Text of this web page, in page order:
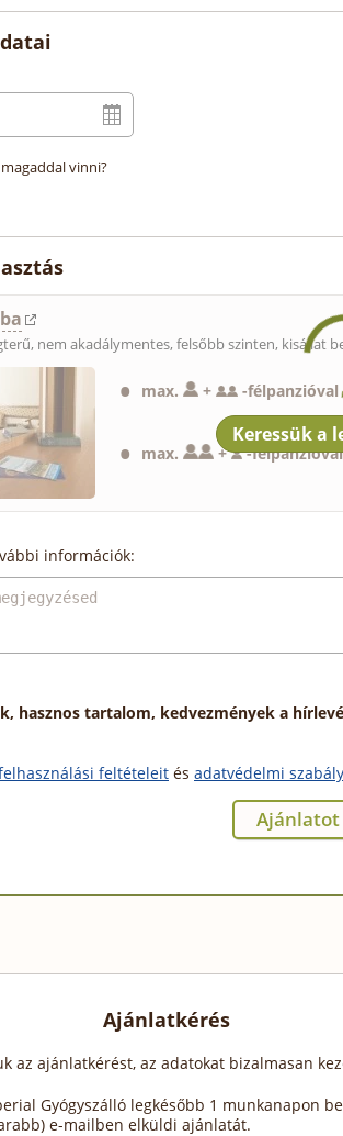
vinni?
nem akadálymentes, felsőbb szinten, kisállat
max. + -félpanzióval
max. + -félpanzióval
információk:
hasznos tartalom, kedvezmények a
feltételeit és adatvédelmi
Ajánlatkérés
az ajánlatkérést, az adatokat bizalmasan
Gyógyszálló legkésőbb 1 munkanapon
e-mailben elküldi ajánlatát.